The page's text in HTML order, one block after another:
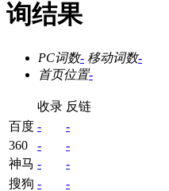
询结果
PC词数- 移动词数-
首页位置-
收录 反链
百度 -
-
360
-
-
神马 -
-
搜狗 -
-